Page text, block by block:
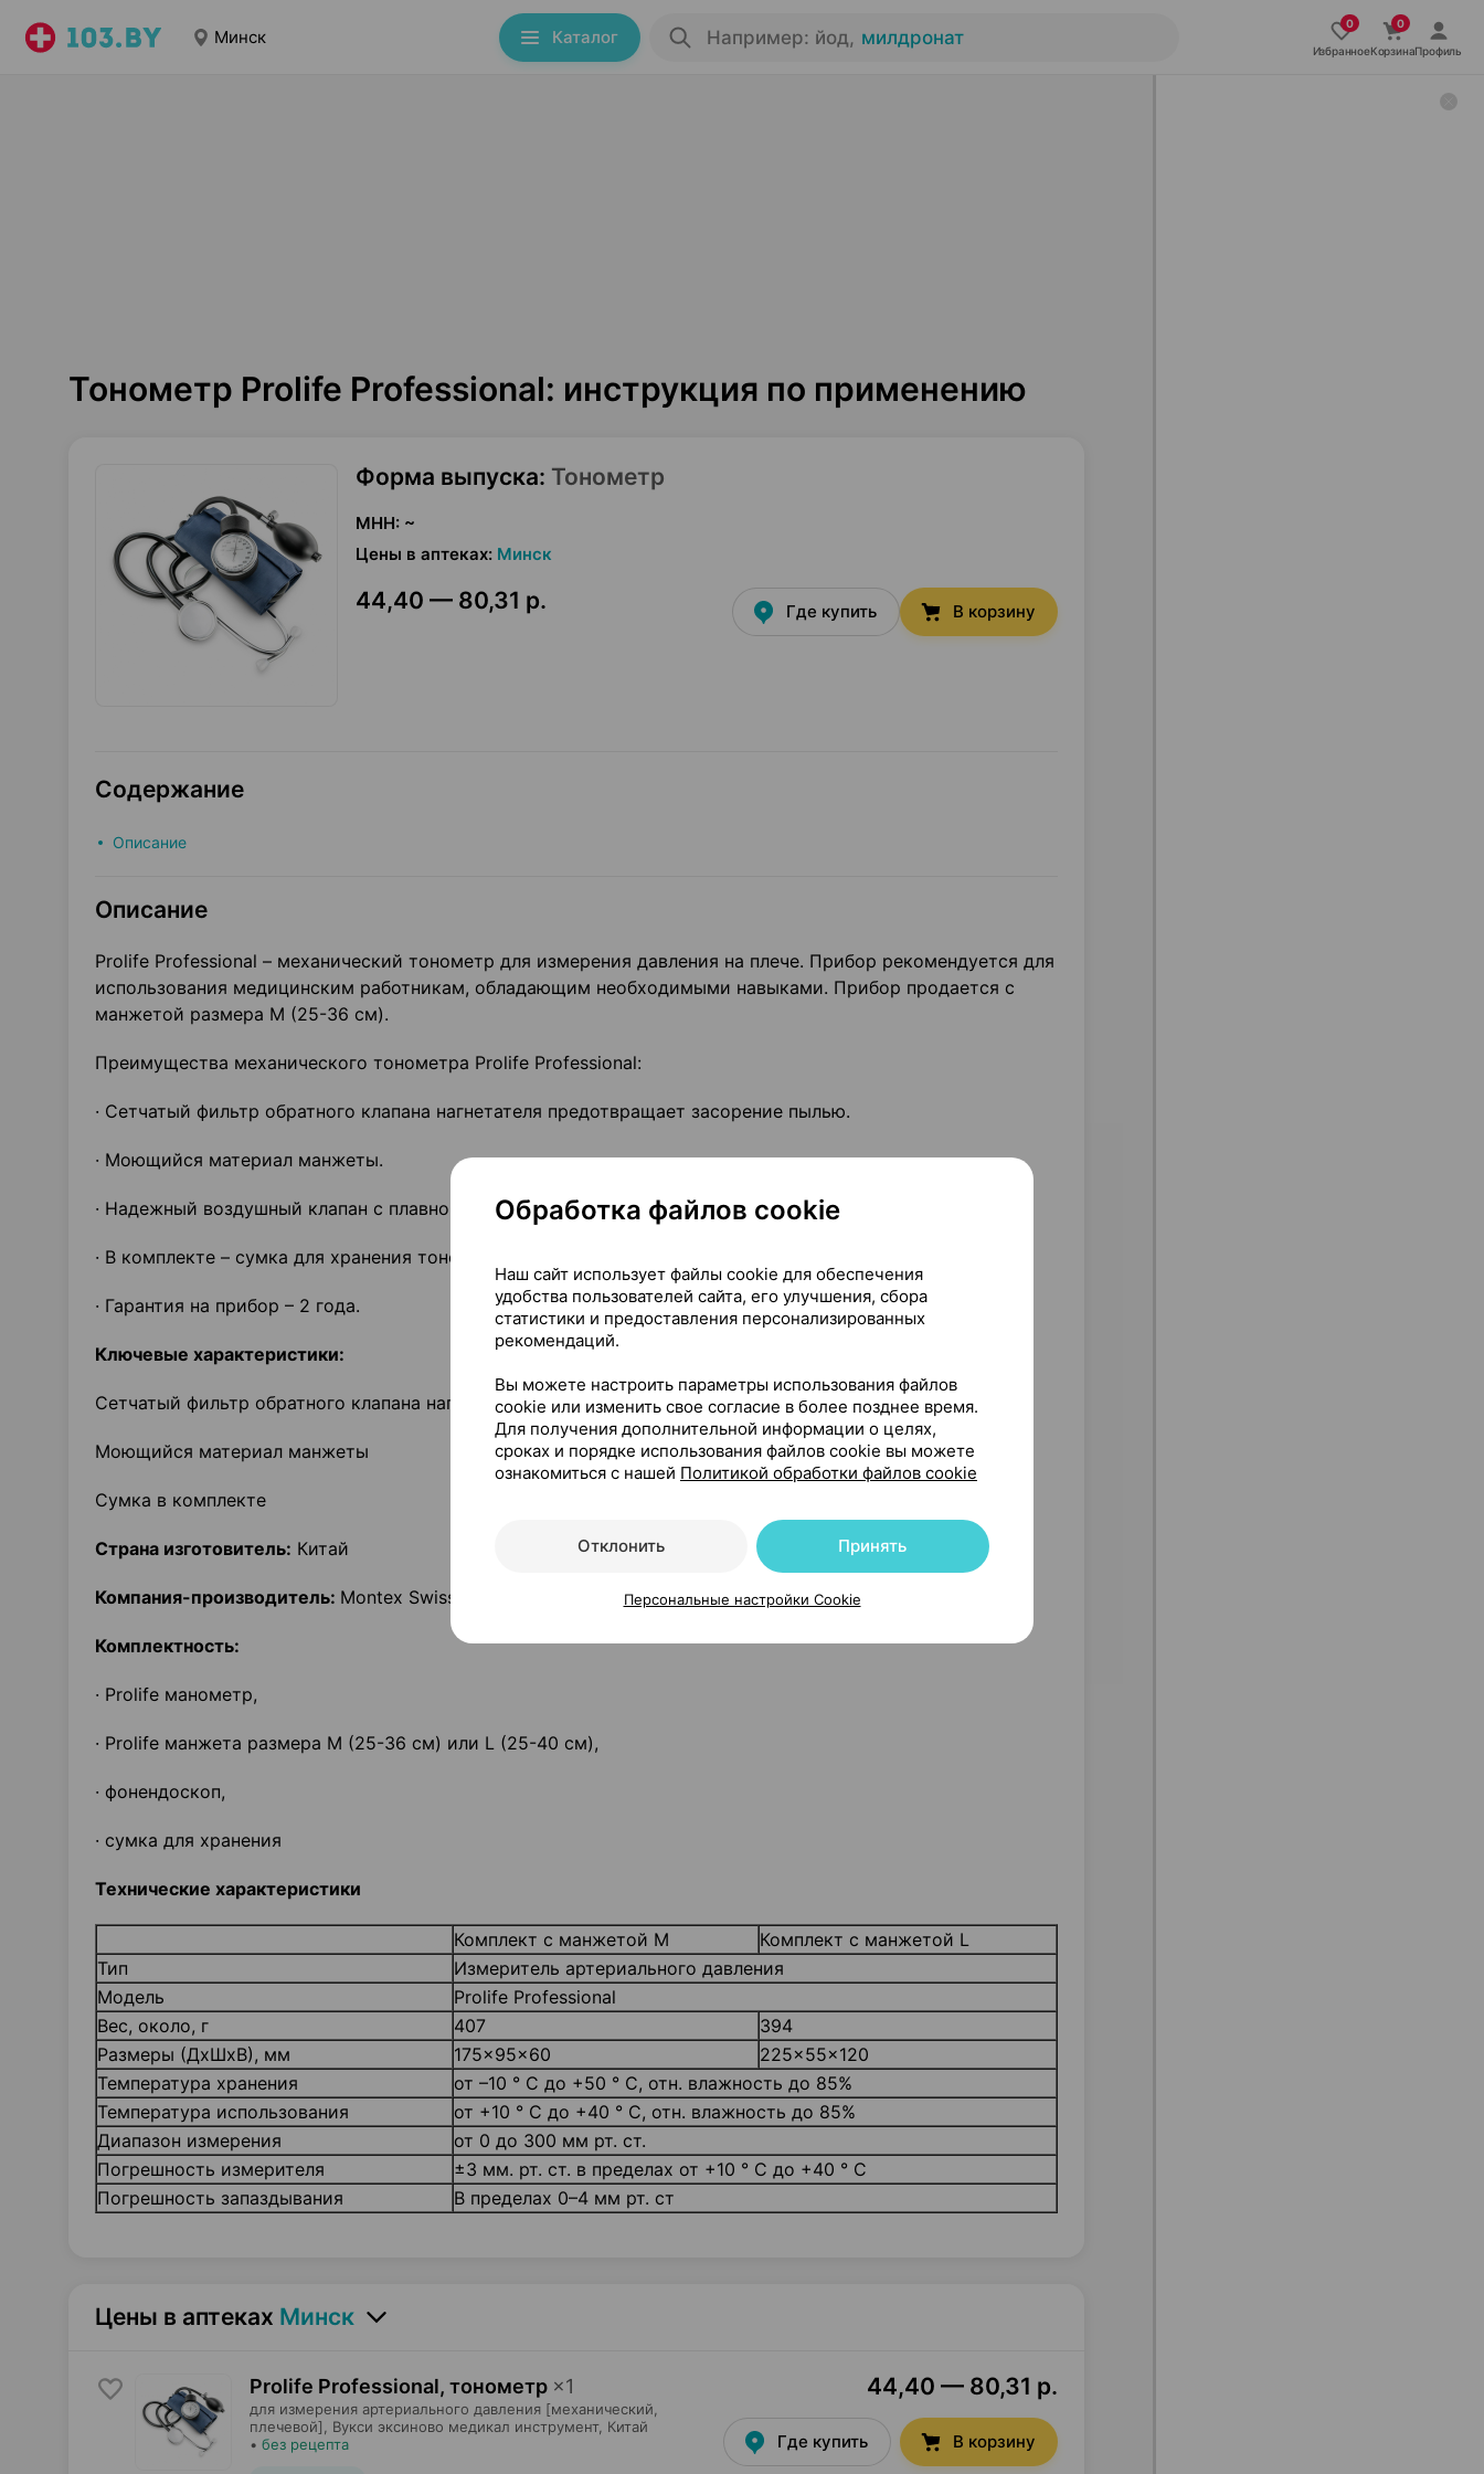
Минск Каталог Например: йод, милдронат
ИзбранноеКорзинаПрофиль
Тонометр Prolife Professional: инструкция по применению
Форма выпуска: Тонометр
МНН: ~
Цены в аптеках: Минск
44,40 — 80,31 р. Где купить В корзину
Содержание
Описание
Описание
Prolife Professional – механический тонометр для измерения давления на плече. Прибор рекомендуется для
использования медицинским работникам, обладающим необходимыми навыками. Прибор продается с
манжетой размера M (25-36 см).
Преимущества механического тонометра Prolife Professional:
· Сетчатый фильтр обратного клапана нагнетателя предотвращает засорение пылью.
· Моющийся материал манжеты.
· Надежный воздушный клапан с плавной регулировкой сброса давления.
· В комплекте – сумка для хранения тонометра и стетоскоп.
· Гарантия на прибор – 2 года.
Ключевые характеристики:
Сетчатый фильтр обратного клапана нагнетателя
Моющийся материал манжеты
Сумка в комплекте
Страна изготовитель: Китай
Компания-производитель: Montex Swiss AG, Швейцария
Комплектность:
· Prolife манометр,
· Prolife манжета размера M (25-36 см) или L (25-40 см),
· фонендоскоп,
· сумка для хранения
Технические характеристики
Комплект с манжетой M
Комплект с манжетой L
Тип
Измеритель артериального давления
Модель
Prolife Professional
Вес, около, г
407
394
Размеры (ДхШхВ), мм
175x95x60
225x55x120
Температура хранения
от –10 ° С до +50 ° С, отн. влажность до 85%
Температура использования
от +10 ° С до +40 ° С, отн. влажность до 85%
Диапазон измерения
от 0 до 300 мм рт. ст.
Погрешность измерителя
±3 мм. рт. ст. в пределах от +10 ° С до +40 ° С
Погрешность запаздывания
В пределах 0–4 мм рт. ст
Цены в аптеках Минск
Prolife Professional, тонометр ×1
для измерения артериального давления [механический,
плечевой],
Вукси эксиново медикал инструмент, Китай
• без рецепта
44,40 — 80,31 р.
Где купить В корзину
Обработка файлов cookie
Наш сайт использует файлы cookie для обеспечения
удобства пользователей сайта, его улучшения, сбора
статистики и предоставления персонализированных
рекомендаций.
Вы можете настроить параметры использования файлов
cookie или изменить свое согласие в более позднее время.
Для получения дополнительной информации о целях,
сроках и порядке использования файлов cookie вы можете
ознакомиться с нашей Политикой обработки файлов cookie
Отклонить Принять
Персональные настройки Cookie